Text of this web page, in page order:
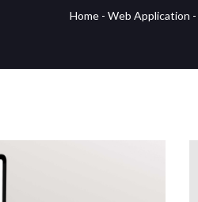
Home- Web Application -